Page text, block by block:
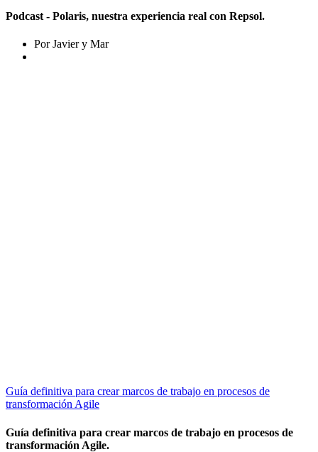
Podcast - Polaris, nuestra experiencia real con Repsol.
Por Javier y Mar
Guía definitiva para crear marcos de trabajo en procesos de
transformación Agile
Guía definitiva para crear marcos de trabajo en procesos de
transformación Agile.